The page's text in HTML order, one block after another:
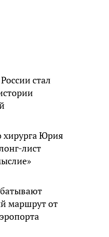
стал
хирурга Юрия
лист
маршрут от